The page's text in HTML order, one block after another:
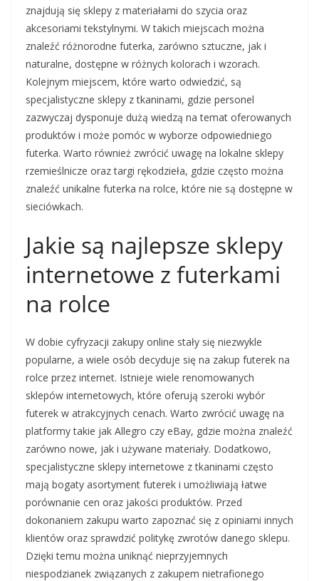
znajdują się sklepy z materiałami do szycia oraz
akcesoriami tekstylnymi. W takich miejscach można
znaleźć różnorodne futerka, zarówno sztuczne, jak i
naturalne, dostępne w różnych kolorach i wzorach.
Kolejnym miejscem, które warto odwiedzić, są
specjalistyczne sklepy z tkaninami, gdzie personel
zazwyczaj dysponuje dużą wiedzą na temat oferowanych
produktów i może pomóc w wyborze odpowiedniego
futerka. Warto również zwrócić uwagę na lokalne sklepy
rzemieślnicze oraz targi rękodzieła, gdzie często można
znaleźć unikalne futerka na rolce, które nie są dostępne w
sieciówkach.
Jakie są najlepsze sklepy
internetowe z futerkami
na rolce
W dobie cyfryzacji zakupy online stały się niezwykle
popularne, a wiele osób decyduje się na zakup futerek na
rolce przez internet. Istnieje wiele renomowanych
sklepów internetowych, które oferują szeroki wybór
futerek w atrakcyjnych cenach. Warto zwrócić uwagę na
platformy takie jak Allegro czy eBay, gdzie można znaleźć
zarówno nowe, jak i używane materiały. Dodatkowo,
specjalistyczne sklepy internetowe z tkaninami często
mają bogaty asortyment futerek i umożliwiają łatwe
porównanie cen oraz jakości produktów. Przed
dokonaniem zakupu warto zapoznać się z opiniami innych
klientów oraz sprawdzić politykę zwrotów danego sklepu.
Dzięki temu można uniknąć nieprzyjemnych
niespodzianek związanych z zakupem nietrafionego